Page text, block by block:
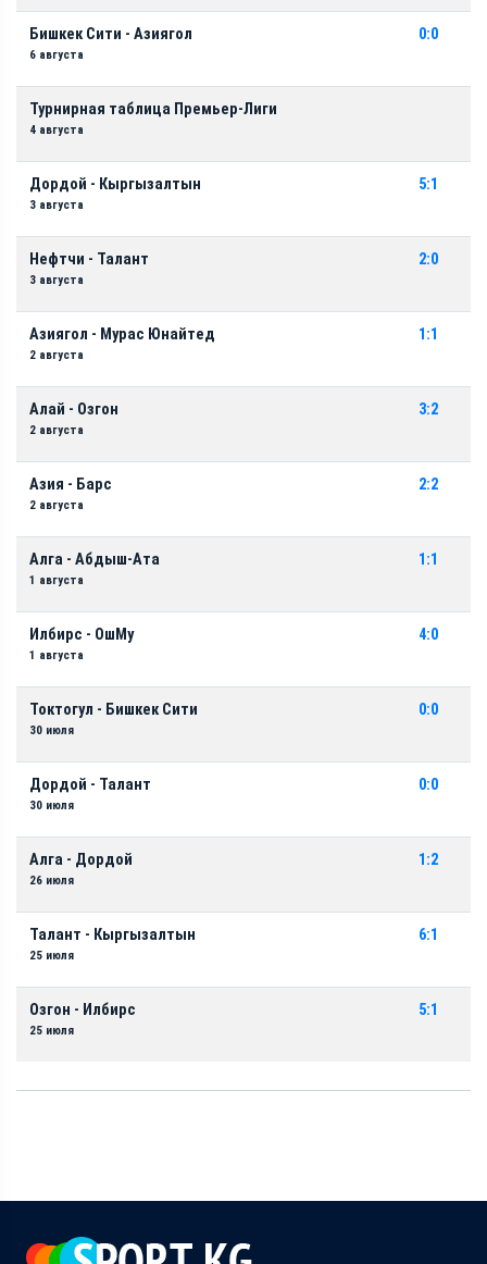
Бишкек Сити - Азиягол
6 августа
0:0
Турнирная таблица Премьер-Лиги
4 августа
Дордой - Кыргызалтын
3 августа
5:1
Нефтчи - Талант
3 августа
2:0
Азиягол - Мурас Юнайтед
2 августа
1:1
Алай - Озгон
2 августа
3:2
Азия - Барс
2 августа
2:2
Алга - Абдыш-Ата
1 августа
1:1
Илбирс - ОшМу
1 августа
4:0
Токтогул - Бишкек Сити
30 июля
0:0
Дордой - Талант
30 июля
0:0
Алга - Дордой
26 июля
1:2
Талант - Кыргызалтын
25 июля
6:1
Озгон - Илбирс
25 июля
5:1